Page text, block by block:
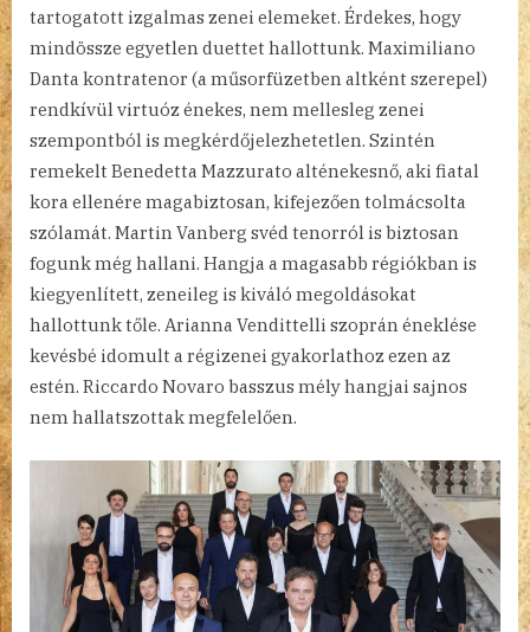
tartogatott izgalmas zenei elemeket. Érdekes, hogy
mindössze egyetlen duettet hallottunk. Maximiliano
Danta kontratenor (a műsorfüzetben altként szerepel)
rendkívül virtuóz énekes, nem mellesleg zenei
szempontból is megkérdőjelezhetetlen. Szintén
remekelt Benedetta Mazzurato alténekesnő, aki fiatal
kora ellenére magabiztosan, kifejezően tolmácsolta
szólamát. Martin Vanberg svéd tenorról is biztosan
fogunk még hallani. Hangja a magasabb régiókban is
kiegyenlített, zeneileg is kiváló megoldásokat
hallottunk tőle. Arianna Vendittelli szoprán éneklése
kevésbé idomult a régizenei gyakorlathoz ezen az
estén. Riccardo Novaro basszus mély hangjai sajnos
nem hallatszottak megfelelően.